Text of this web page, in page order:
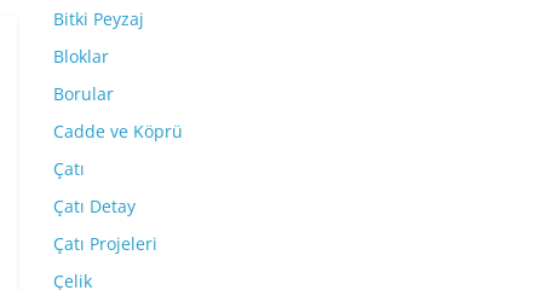
Bitki Peyzaj
Bloklar
Borular
Cadde ve Köprü
Çatı
Çatı Detay
Çatı Projeleri
Çelik